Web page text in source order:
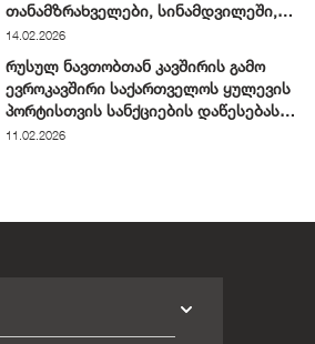
თანამზრახველები, სინამდვილეში,
ჩვეულებრივი ნიუ-იორკელები არიან
14.02.2026
რუსულ ნავთობთან კავშირის გამო
ევროკავშირი საქართველოს ყულევის
პორტისთვის სანქციების დაწესებას
განიხილავს
11.02.2026